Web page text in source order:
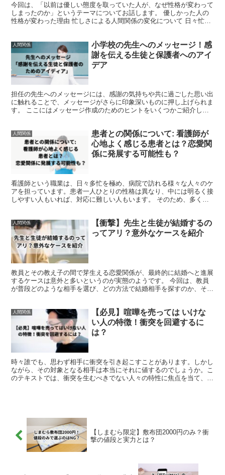
今回は、「以前は優しい態度を取っていた人が、なぜ性格が変わって
しまったのか」というテーマについてお話します。 優しかった人の
性格が変わった理由 忙しさによる人間関係の変化について 日々忙し
人間関係
小学校の先生へのメッセージ！感
謝を伝える生徒と保護者へのアイ
デア
担任の先生へのメッセージには、感謝の気持ちや共に過ごした思い出
に触れることで、メッセージがさらに印象深いものに押し上げられま
す。 ここにはメッセージ作成のためのヒントをいくつかご紹介しま
人間関係
患者との関係について: 看護師が
心地よく感じる患者とは？恋愛関
係に発展する可能性も？
看護師という職業は、日々多忙を極め、病院で訪れる様々な人々のケ
アを担っています。患者一人ひとりの性格は異なり、中には明るく接
しやすい人もいれば、対応に難しい人もいます。 そのため、多くの
人間関係
【衝撃】先生と生徒が結婚するの
ってアリ？意外なケースを紹介
教員とその教え子の間で芽生える恋愛関係が、最終的に結婚へと進展
するケースは意外と多いというのが実態のようです。 今回は、教員
が普段どのような相手を選び、どの方法で結婚相手を探すのか、その
人間関係
【必見】喧嘩を売っては いけな
い人の特徴！衝突を回避するに
は？
時々誰でも、思わず相手に衝突を引き起こすことがあります。しかし
ながら、その対象となる相手は本当にそれに値するのでしょうか。こ
のテキストでは、衝突を生むべきでない人々の特性に焦点を当て、そ
【しまむら限定】敷布団2000円のみ？衝
撃の値段と実力とは？